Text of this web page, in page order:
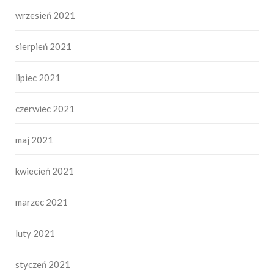
wrzesień 2021
sierpień 2021
lipiec 2021
czerwiec 2021
maj 2021
kwiecień 2021
marzec 2021
luty 2021
styczeń 2021